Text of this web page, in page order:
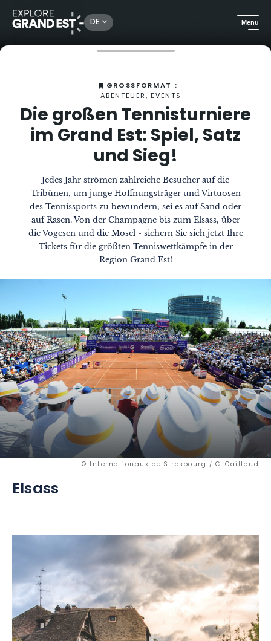
DE Menu
Sehenswertes in der Region Grand Est Die großen Tennisturniere im Grand Est: Spiel, Satz und Sieg!
GROSSFORMAT :
ABENTEUER, EVENTS
Die großen Tennisturniere
im Grand Est: Spiel, Satz
und Sieg!
Jedes Jahr strömen zahlreiche Besucher auf die
Tribünen, um junge Hoffnungsträger und Virtuosen
des Tennissports zu bewundern, sei es auf Sand oder
auf Rasen. Von der Champagne bis zum Elsass, über
die Vogesen und die Mosel - sichern Sie sich jetzt Ihre
Tickets für die größten Tenniswettkämpfe in der
Region Grand Est!
© Internationaux de Strasbourg / C. Caillaud
Elsass